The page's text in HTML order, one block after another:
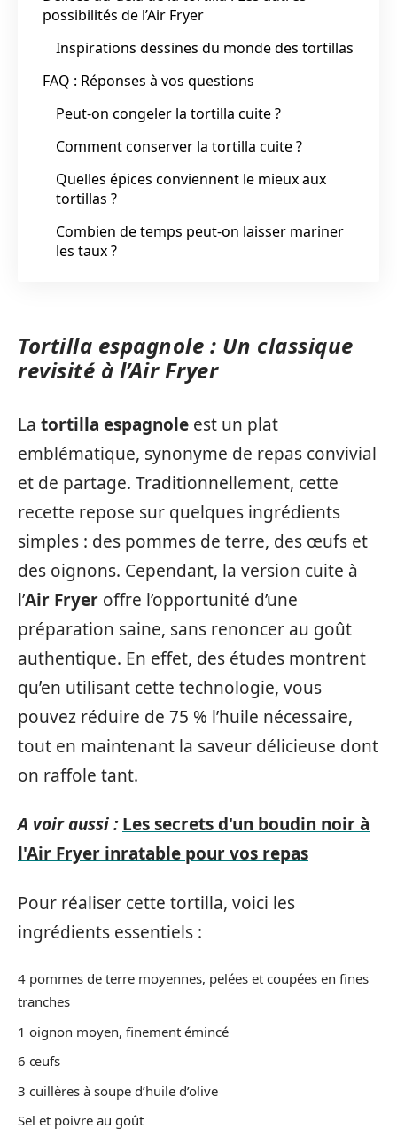
possibilités de l’Air Fryer
Inspirations dessines du monde des tortillas
FAQ : Réponses à vos questions
Peut-on congeler la tortilla cuite ?
Comment conserver la tortilla cuite ?
Quelles épices conviennent le mieux aux
tortillas ?
Combien de temps peut-on laisser mariner
les taux ?
Tortilla espagnole : Un classique
revisité à l’Air Fryer
La tortilla espagnole est un plat
emblématique, synonyme de repas convivial
et de partage. Traditionnellement, cette
recette repose sur quelques ingrédients
simples : des pommes de terre, des œufs et
des oignons. Cependant, la version cuite à
l’Air Fryer offre l’opportunité d’une
préparation saine, sans renoncer au goût
authentique. En effet, des études montrent
qu’en utilisant cette technologie, vous
pouvez réduire de 75 % l’huile nécessaire,
tout en maintenant la saveur délicieuse dont
on raffole tant.
A voir aussi : Les secrets d'un boudin noir à
l'Air Fryer inratable pour vos repas
Pour réaliser cette tortilla, voici les
ingrédients essentiels :
4 pommes de terre moyennes, pelées et coupées en fines
tranches
1 oignon moyen, finement émincé
6 œufs
3 cuillères à soupe d’huile d’olive
Sel et poivre au goût